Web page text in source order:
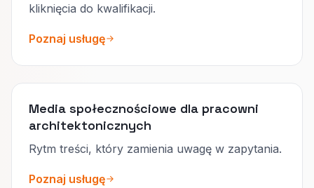
kliknięcia do kwalifikacji.
Poznaj usługę
Media społecznościowe dla pracowni
architektonicznych
Rytm treści, który zamienia uwagę w zapytania.
Poznaj usługę